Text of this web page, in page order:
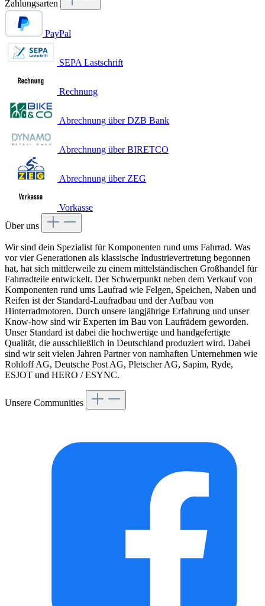
Zahlungsarten
PayPal
SEPA Lastschrift
Rechnung
Abrechnung über DZB Bank
Abrechnung über BIRETCO
Abrechnung über ZEG
Vorkasse
Über uns
Wir sind dein Spezialist für Komponenten rund ums Fahrrad. Was
vor vier Generationen als klassische Industrievertretung begonnen
hat, hat sich mittlerweile zu einem mittelständischen Großhandel für
Fahrradteile entwickelt. Der Schwerpunkt neben dem Verkauf von
Komponenten rund ums Laufrad wie Felgen, Speichen, Naben und
Reifen ist der Standard-Laufradbau und der Aufbau von
Hinterradmotoren. Durch unsere langjährige Erfahrung und unser
Know-how sind wir Experten im Bau von Laufrädern geworden.
Unser Standard ist dabei die hochwertige und handgefertigte
Qualität, die ausschließlich in Deutschland produziert wird. Dabei
sind wir seit vielen Jahren Partner von namhaften Unternehmen wie
Rohloff AG, Deutsche Post AG, Pletscher AG, Sapim, Ryde,
ESJOT und HERO / ESYNC.
Unsere Communities